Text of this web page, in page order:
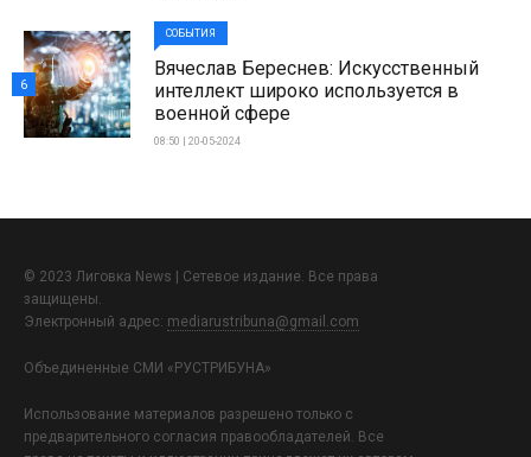
СОБЫТИЯ
Вячеслав Береснев: Искусственный
интеллект широко используется в
военной сфере
08:50 | 20-05-2024
6
© 2023 Лиговка News | Сетевое издание. Все права
защищены.
Электронный адрес: mediarustribuna@gmail.com
Объединенные СМИ «РУСТРИБУНА»
Использование материалов разрешено только с
предварительного согласия правообладателей. Все